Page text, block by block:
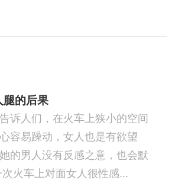
腿的后果
诉人们，在火车上狭小的空间
容易躁动，女人也是有欲望
的男人没有反感之意，也会默
火车上对面女人很性感...